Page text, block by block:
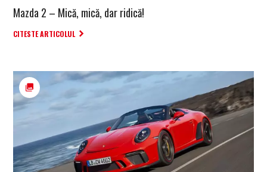
Mazda 2 – Mică, mică, dar ridică!
CITESTE ARTICOLUL